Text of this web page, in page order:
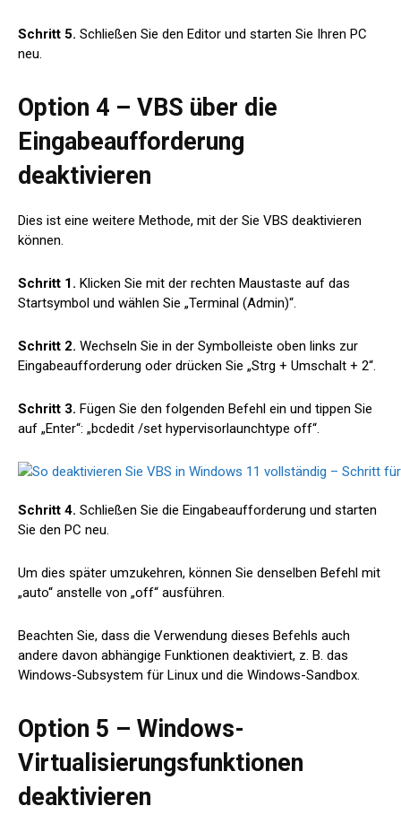
Schritt 5. Schließen Sie den Editor und starten Sie Ihren PC
neu.
Option 4 – VBS über die
Eingabeaufforderung
deaktivieren
Dies ist eine weitere Methode, mit der Sie VBS deaktivieren
können.
Schritt 1. Klicken Sie mit der rechten Maustaste auf das
Startsymbol und wählen Sie „Terminal (Admin)“.
Schritt 2. Wechseln Sie in der Symbolleiste oben links zur
Eingabeaufforderung oder drücken Sie „Strg + Umschalt + 2“.
Schritt 3. Fügen Sie den folgenden Befehl ein und tippen Sie
auf „Enter“: „bcdedit /set hypervisorlaunchtype off“.
Schritt 4. Schließen Sie die Eingabeaufforderung und starten
Sie den PC neu.
Um dies später umzukehren, können Sie denselben Befehl mit
„auto“ anstelle von „off“ ausführen.
Beachten Sie, dass die Verwendung dieses Befehls auch
andere davon abhängige Funktionen deaktiviert, z. B. das
Windows-Subsystem für Linux und die Windows-Sandbox.
Option 5 – Windows-
Virtualisierungsfunktionen
deaktivieren